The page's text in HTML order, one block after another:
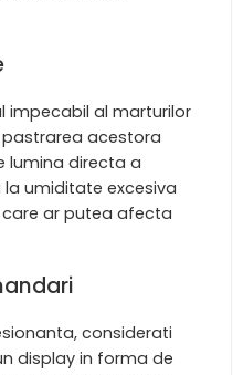
impecabil al marturilor
acestora
lumina directa a
la umiditate excesiva
ar putea afecta
considerati
display in forma de